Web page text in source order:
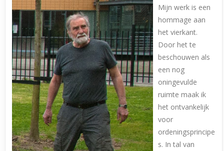
Mijn werk is een
hommage aan
het vierkant.
Door het te
beschouwen als
een nog
oningevulde
ruimte maak ik
het ontvankelijk
voor
ordeningsprincipe
s. In tal van